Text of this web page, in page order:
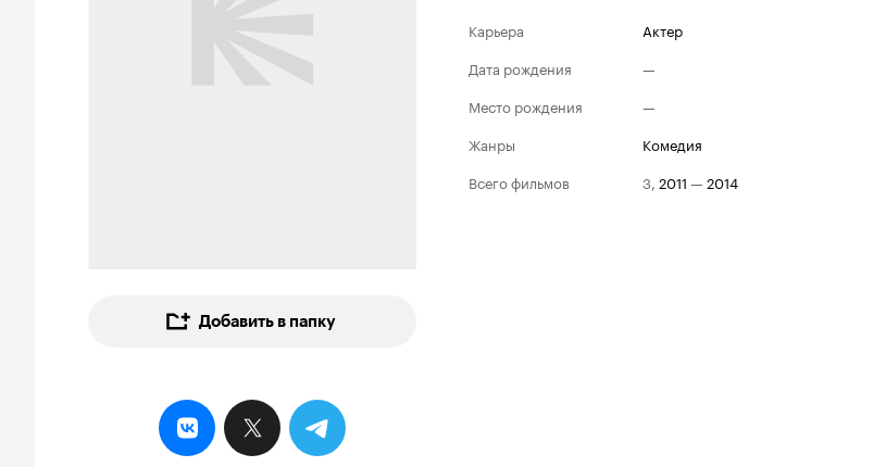
Добавить в папку
Карьера
Актер
Дата рождения
—
Место рождения
—
Жанры
комедия
Всего фильмов
3, 2011 — 2014